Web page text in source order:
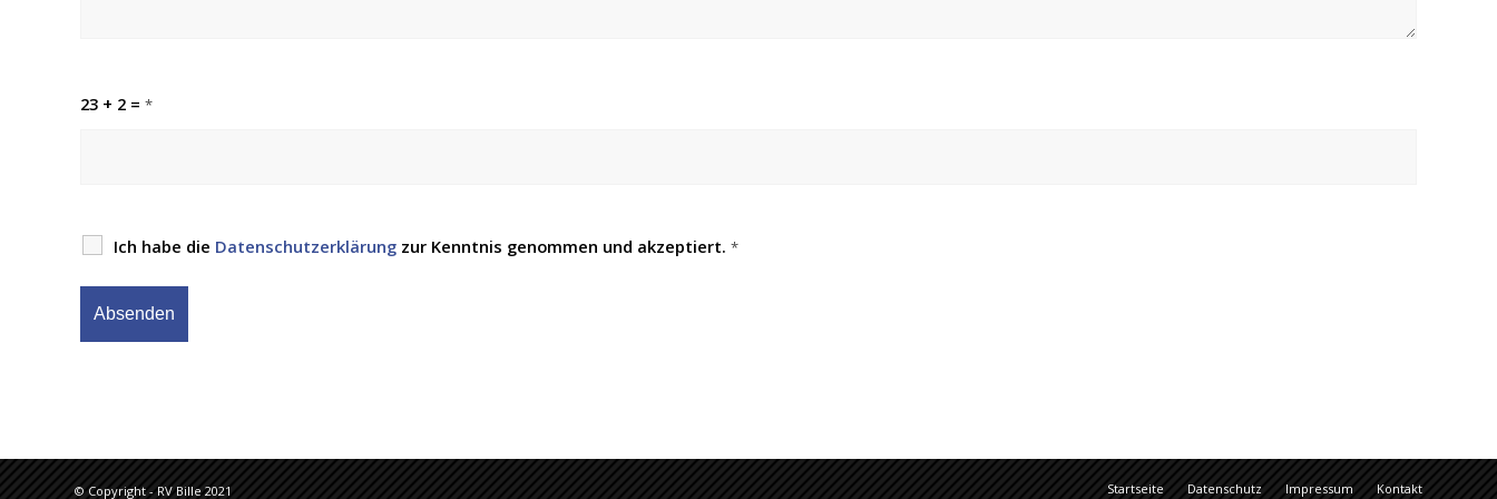
23 + 2 = *
Ich habe die Datenschutzerklärung zur Kenntnis genommen und akzeptiert. *
© Copyright - RV Bille 2021 Startseite Datenschutz Impressum Kontakt